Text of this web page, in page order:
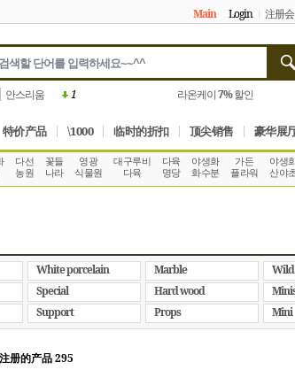
Main Login 注册
고사리 1 꽃피는 길목10%할인
特价产品 \1000 临时的折扣 顶尖销售 豪华展
다선
농원
꽃들
나라
영광
식물원
대구루비
다육
다육
명당
야생화
화수분
가든
플라워
야생
산야
White porcelain Marble Wild
Special Hard wood
Support Props Mini
注册的产品 295